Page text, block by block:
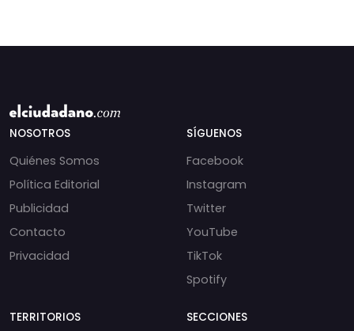
NOSOTROS
Quiénes Somos
Política Editorial
Publicidad
Contacto
Privacidad
SÍGUENOS
Facebook
Instagram
Twitter
YouTube
TikTok
Spotify
TERRITORIOS SECCIONES